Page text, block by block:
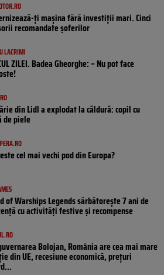
ți mașina fără investiții mari. Cinci
recomandate șoferilor
LACRIMI
ZILEI. Badea Gheorghe: – Nu pot face
din Lidl a explodat la căldură: copil cu
de piele
cel mai vechi pod din Europa?
of Warships Legends sărbătorește 7 ani de
cu activități festive și recompense
Bolojan, România are cea mai mare
din UE, recesiune economică, prețuri